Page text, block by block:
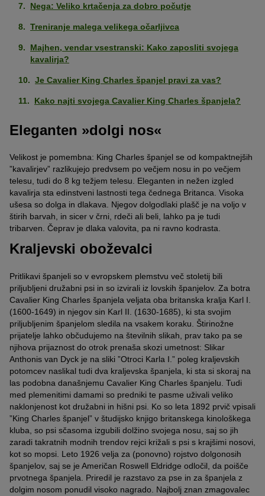
Nega: Veliko krtačenja za dobro počutje
Treniranje malega velikega očarljivca
Majhen, vendar vsestranski: Kako zaposliti svojega
kavalirja?
Je Cavalier King Charles španjel pravi za vas?
Kako najti svojega Cavalier King Charles španjela?
Eleganten »dolgi nos«
Velikost je pomembna: King Charles španjel se od kompaktnejših
”kavalirjev” razlikujejo predvsem po večjem nosu in po večjem
telesu, tudi do 8 kg težjem telesu. Eleganten in nežen izgled
kavalirja sta edinstveni lastnosti tega čednega Britanca. Visoka
ušesa so dolga in dlakava. Njegov dolgodlaki plašč je na voljo v
štirih barvah, in sicer v črni, rdeči ali beli, lahko pa je tudi
tribarven. Čeprav je dlaka valovita, pa ni ravno kodrasta.
Kraljevski oboževalci
Pritlikavi španjeli so v evropskem plemstvu več stoletij bili
priljubljeni družabni psi in so izvirali iz lovskih španjelov. Za botra
Cavalier King Charles španjela veljata oba britanska kralja Karl I.
(1600-1649) in njegov sin Karl II. (1630-1685), ki sta svojim
priljubljenim španjelom sledila na vsakem koraku. Štirinožne
prijatelje lahko občudujemo na številnih slikah, prav tako pa se
njihova prijaznost do otrok prenaša skozi umetnost: Slikar
Anthonis van Dyck je na sliki ”Otroci Karla I.” poleg kraljevskih
potomcev naslikal tudi dva kraljevska španjela, ki sta si skoraj na
las podobna današnjemu Cavalier King Charles španjelu. Tudi
med plemenitimi damami so predniki te pasme uživali veliko
naklonjenost kot družabni in hišni psi. Ko so leta 1892 prvič vpisali
”King Charles španjel” v študijsko knjigo britanskega kinološkega
kluba, so psi sčasoma izgubili dolžino svojega nosu, saj so jih
zaradi takratnih modnih trendov rejci križali s psi s krajšimi nosovi,
kot so mopsi. Leto 1926 velja za (ponovno) rojstvo dolgonosih
španjelov, saj se je Američan Roswell Eldridge odločil, da poišče
prvotnega španjela. Priredil je razstavo za pse in za španjela z
dolgim nosom ponudil visoko nagrado. Najbolj znan zmagovalec